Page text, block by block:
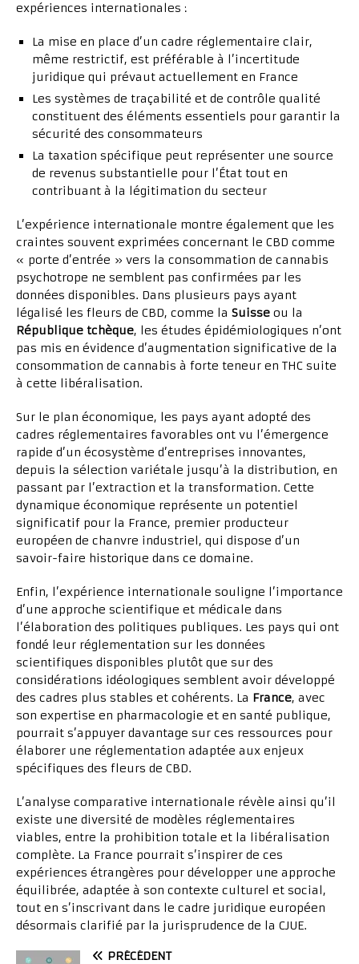
expériences internationales :
La mise en place d’un cadre réglementaire clair,
même restrictif, est préférable à l’incertitude
juridique qui prévaut actuellement en France
Les systèmes de traçabilité et de contrôle qualité
constituent des éléments essentiels pour garantir la
sécurité des consommateurs
La taxation spécifique peut représenter une source
de revenus substantielle pour l’État tout en
contribuant à la légitimation du secteur
L’expérience internationale montre également que les
craintes souvent exprimées concernant le CBD comme
« porte d’entrée » vers la consommation de cannabis
psychotrope ne semblent pas confirmées par les
données disponibles. Dans plusieurs pays ayant
légalisé les fleurs de CBD, comme la Suisse ou la
République tchèque, les études épidémiologiques n’ont
pas mis en évidence d’augmentation significative de la
consommation de cannabis à forte teneur en THC suite
à cette libéralisation.
Sur le plan économique, les pays ayant adopté des
cadres réglementaires favorables ont vu l’émergence
rapide d’un écosystème d’entreprises innovantes,
depuis la sélection variétale jusqu’à la distribution, en
passant par l’extraction et la transformation. Cette
dynamique économique représente un potentiel
significatif pour la France, premier producteur
européen de chanvre industriel, qui dispose d’un
savoir-faire historique dans ce domaine.
Enfin, l’expérience internationale souligne l’importance
d’une approche scientifique et médicale dans
l’élaboration des politiques publiques. Les pays qui ont
fondé leur réglementation sur les données
scientifiques disponibles plutôt que sur des
considérations idéologiques semblent avoir développé
des cadres plus stables et cohérents. La France, avec
son expertise en pharmacologie et en santé publique,
pourrait s’appuyer davantage sur ces ressources pour
élaborer une réglementation adaptée aux enjeux
spécifiques des fleurs de CBD.
L’analyse comparative internationale révèle ainsi qu’il
existe une diversité de modèles réglementaires
viables, entre la prohibition totale et la libéralisation
complète. La France pourrait s’inspirer de ces
expériences étrangères pour développer une approche
équilibrée, adaptée à son contexte culturel et social,
tout en s’inscrivant dans le cadre juridique européen
désormais clarifié par la jurisprudence de la CJUE.
PRÉCÉDENT